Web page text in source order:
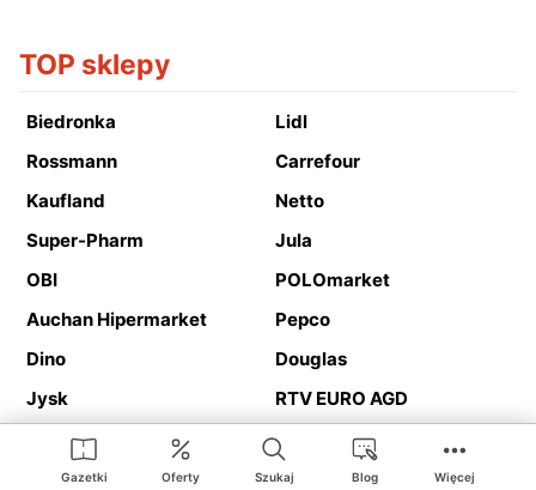
Gazetki Oferty Szukaj Blog Więcej
TOP sklepy
Biedronka
Lidl
Rossmann
Carrefour
Kaufland
Netto
Super-Pharm
Jula
OBI
POLOmarket
Auchan Hipermarket
Pepco
Dino
Douglas
Jysk
RTV EURO AGD
Action
Media Expert
Deichmann
Media Markt